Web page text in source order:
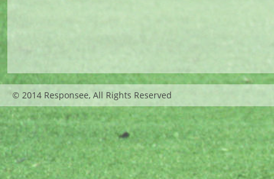
© 2014 Responsee, All Rights Reserved